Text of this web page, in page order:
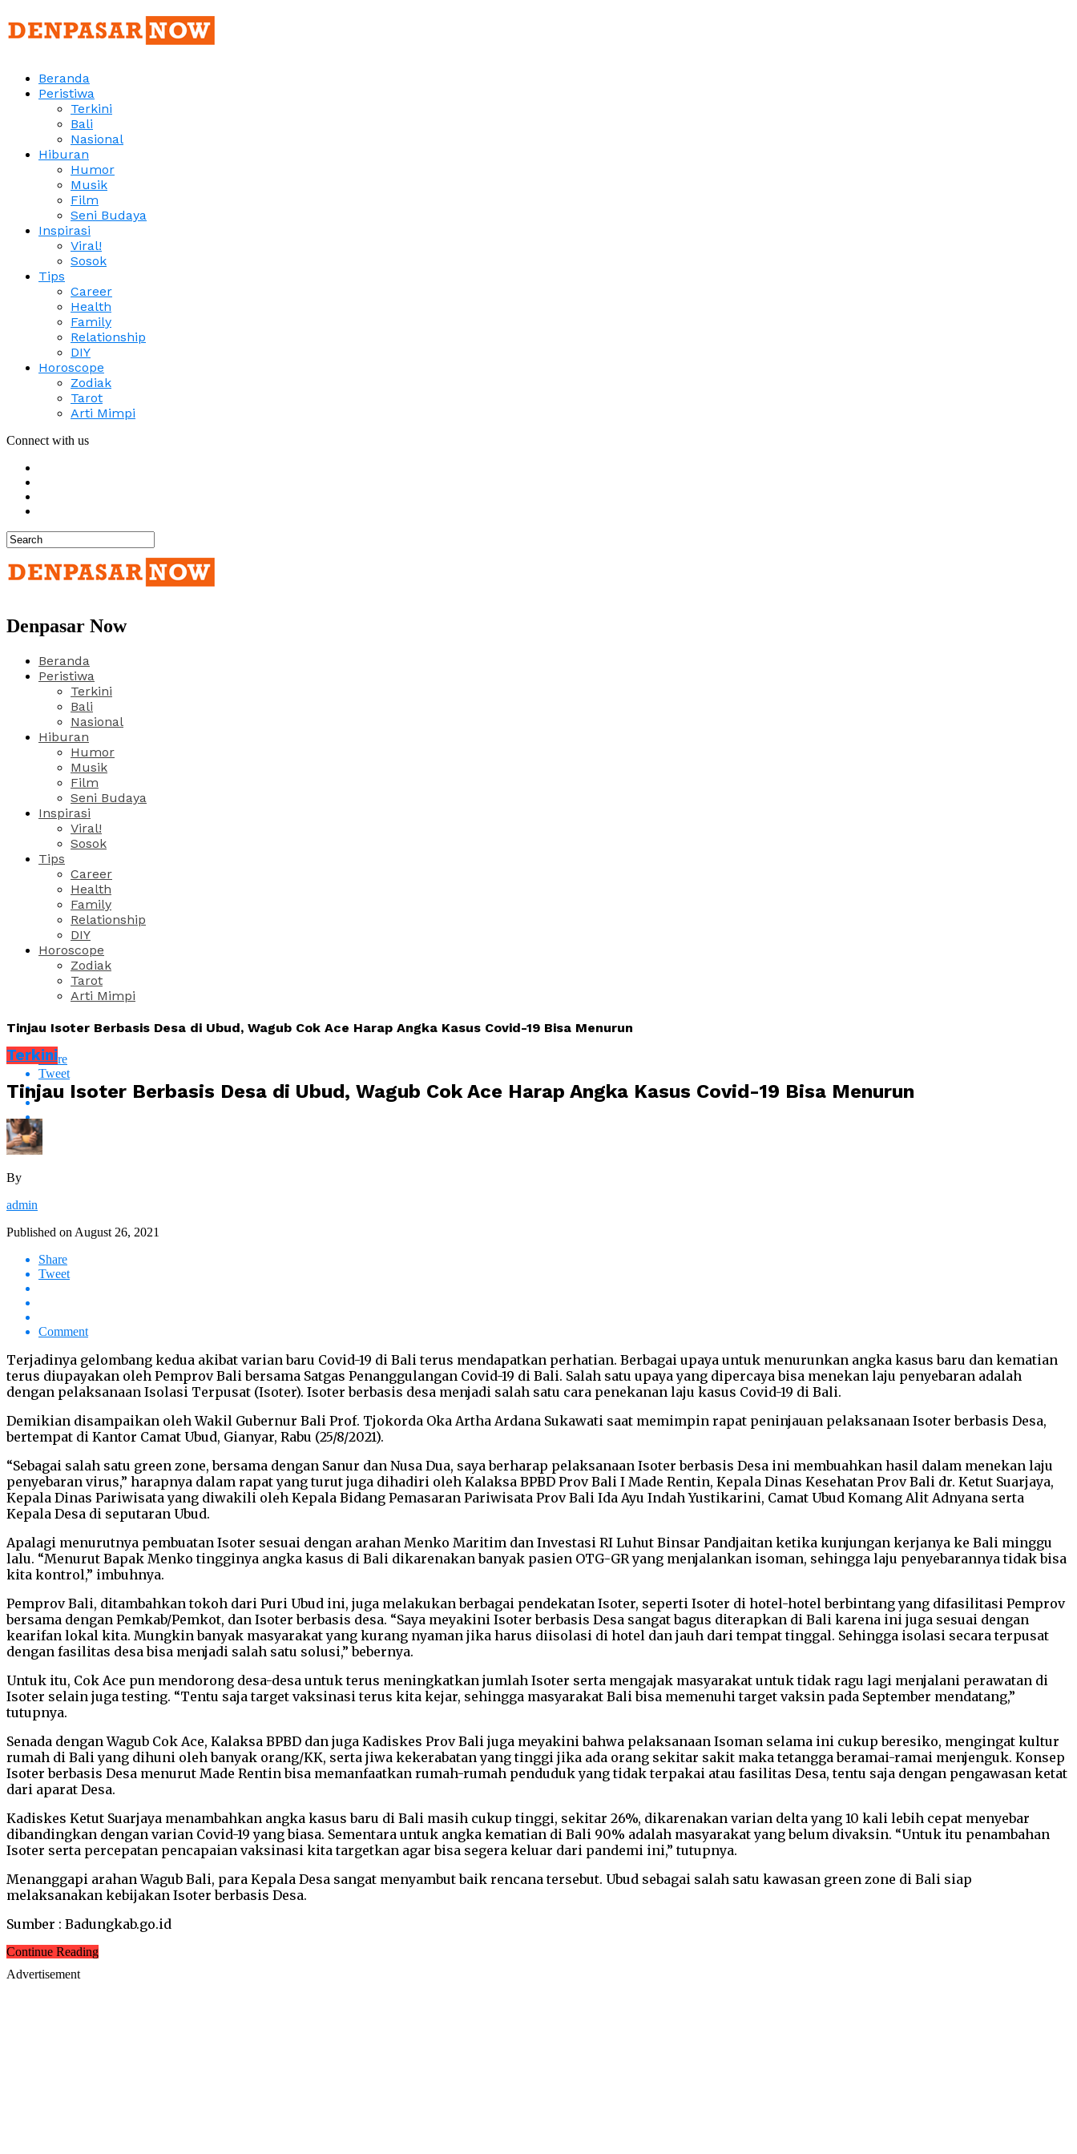
Beranda
Peristiwa
Terkini
Bali
Nasional
Hiburan
Humor
Musik
Film
Seni Budaya
Inspirasi
Viral!
Sosok
Tips
Career
Health
Family
Relationship
DIY
Horoscope
Zodiak
Tarot
Arti Mimpi
Connect with us
Denpasar Now
Beranda
Peristiwa
Terkini
Bali
Nasional
Hiburan
Humor
Musik
Film
Seni Budaya
Inspirasi
Viral!
Sosok
Tips
Career
Health
Family
Relationship
DIY
Horoscope
Zodiak
Tarot
Arti Mimpi
Tinjau Isoter Berbasis Desa di Ubud, Wagub Cok Ace Harap Angka Kasus Covid-19 Bisa Menurun
Share
Tweet
Terkini
Tinjau Isoter Berbasis Desa di Ubud, Wagub Cok Ace Harap Angka Kasus Covid-19 Bisa Menurun
By
admin
Published on August 26, 2021
Share
Tweet
Comment
Terjadinya gelombang kedua akibat varian baru Covid-19 di Bali terus mendapatkan perhatian. Berbagai upaya untuk menurunkan angka kasus baru dan kematian
terus diupayakan oleh Pemprov Bali bersama Satgas Penanggulangan Covid-19 di Bali. Salah satu upaya yang dipercaya bisa menekan laju penyebaran adalah
dengan pelaksanaan Isolasi Terpusat (Isoter). Isoter berbasis desa menjadi salah satu cara penekanan laju kasus Covid-19 di Bali.
Demikian disampaikan oleh Wakil Gubernur Bali Prof. Tjokorda Oka Artha Ardana Sukawati saat memimpin rapat peninjauan pelaksanaan Isoter berbasis Desa,
bertempat di Kantor Camat Ubud, Gianyar, Rabu (25/8/2021).
“Sebagai salah satu green zone, bersama dengan Sanur dan Nusa Dua, saya berharap pelaksanaan Isoter berbasis Desa ini membuahkan hasil dalam menekan laju
penyebaran virus,” harapnya dalam rapat yang turut juga dihadiri oleh Kalaksa BPBD Prov Bali I Made Rentin, Kepala Dinas Kesehatan Prov Bali dr. Ketut Suarjaya,
Kepala Dinas Pariwisata yang diwakili oleh Kepala Bidang Pemasaran Pariwisata Prov Bali Ida Ayu Indah Yustikarini, Camat Ubud Komang Alit Adnyana serta
Kepala Desa di seputaran Ubud.
Apalagi menurutnya pembuatan Isoter sesuai dengan arahan Menko Maritim dan Investasi RI Luhut Binsar Pandjaitan ketika kunjungan kerjanya ke Bali minggu
lalu. “Menurut Bapak Menko tingginya angka kasus di Bali dikarenakan banyak pasien OTG-GR yang menjalankan isoman, sehingga laju penyebarannya tidak bisa
kita kontrol,” imbuhnya.
Pemprov Bali, ditambahkan tokoh dari Puri Ubud ini, juga melakukan berbagai pendekatan Isoter, seperti Isoter di hotel-hotel berbintang yang difasilitasi Pemprov
bersama dengan Pemkab/Pemkot, dan Isoter berbasis desa. “Saya meyakini Isoter berbasis Desa sangat bagus diterapkan di Bali karena ini juga sesuai dengan
kearifan lokal kita. Mungkin banyak masyarakat yang kurang nyaman jika harus diisolasi di hotel dan jauh dari tempat tinggal. Sehingga isolasi secara terpusat
dengan fasilitas desa bisa menjadi salah satu solusi,” bebernya.
Untuk itu, Cok Ace pun mendorong desa-desa untuk terus meningkatkan jumlah Isoter serta mengajak masyarakat untuk tidak ragu lagi menjalani perawatan di
Isoter selain juga testing. “Tentu saja target vaksinasi terus kita kejar, sehingga masyarakat Bali bisa memenuhi target vaksin pada September mendatang,”
tutupnya.
Senada dengan Wagub Cok Ace, Kalaksa BPBD dan juga Kadiskes Prov Bali juga meyakini bahwa pelaksanaan Isoman selama ini cukup beresiko, mengingat kultur
rumah di Bali yang dihuni oleh banyak orang/KK, serta jiwa kekerabatan yang tinggi jika ada orang sekitar sakit maka tetangga beramai-ramai menjenguk. Konsep
Isoter berbasis Desa menurut Made Rentin bisa memanfaatkan rumah-rumah penduduk yang tidak terpakai atau fasilitas Desa, tentu saja dengan pengawasan ketat
dari aparat Desa.
Kadiskes Ketut Suarjaya menambahkan angka kasus baru di Bali masih cukup tinggi, sekitar 26%, dikarenakan varian delta yang 10 kali lebih cepat menyebar
dibandingkan dengan varian Covid-19 yang biasa. Sementara untuk angka kematian di Bali 90% adalah masyarakat yang belum divaksin. “Untuk itu penambahan
Isoter serta percepatan pencapaian vaksinasi kita targetkan agar bisa segera keluar dari pandemi ini,” tutupnya.
Menanggapi arahan Wagub Bali, para Kepala Desa sangat menyambut baik rencana tersebut. Ubud sebagai salah satu kawasan green zone di Bali siap
melaksanakan kebijakan Isoter berbasis Desa.
Sumber : Badungkab.go.id
Continue Reading
Advertisement